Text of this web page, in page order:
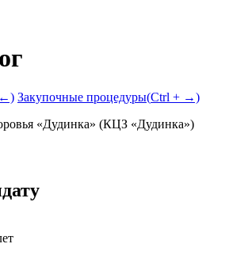
Закупочные процедуры(Ctrl + →)
«Дудинка» (КЦЗ «Дудинка»)